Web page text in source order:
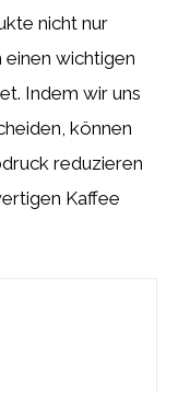
nicht nur
einen wichtigen
Indem wir uns
können
reduzieren
Kaffee